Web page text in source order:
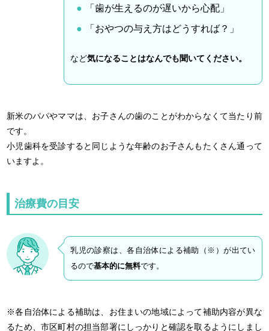
「歯が生えるのが遅いから心配」
「おやつの与え方はどうすれば？」
など気になることはなんでも聞いてください。
新米のパパやママは、お子さんの歯のことがわからなくて当たり前
です。
小児歯科を受診すると同じような年齢のお子さんもたくさん通って
いますよ。
治療費の目安
乳児の診察は、各自治体による補助（※）が出てい
るので基本的に無料です。
※各自治体による補助は、お住まいの地域によって補助内容が異な
るため、市区町村の担当部署にしっかりと確認を取るようにしまし